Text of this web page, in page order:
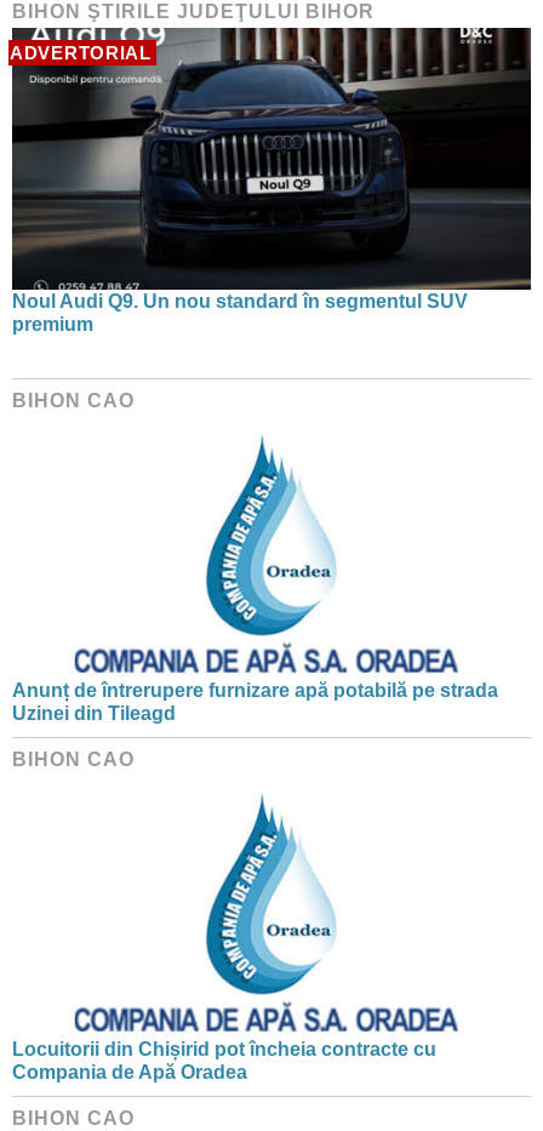
BIHON ŞTIRILE JUDEŢULUI BIHOR
ADVERTORIAL
Noul Audi Q9. Un nou standard în segmentul SUV
premium
BIHON CAO
Anunț de întrerupere furnizare apă potabilă pe strada
Uzinei din Tileagd
BIHON CAO
Locuitorii din Chișirid pot încheia contracte cu
Compania de Apă Oradea
BIHON CAO